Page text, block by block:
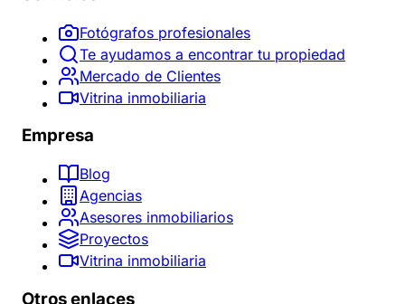
Fotógrafos profesionales
Te ayudamos a encontrar tu propiedad
Mercado de Clientes
Vitrina inmobiliaria
Empresa
Blog
Agencias
Asesores inmobiliarios
Proyectos
Vitrina inmobiliaria
Otros enlaces